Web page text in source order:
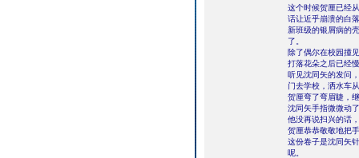
这个时候贺厘已经
话让近乎崩溃的白
新班级的银屑病的
了。
除了偶尔在校园撞
打落花朵之后已经
听见沈同矢的发问
门去学校，洒水车
贺厘弯了弯眉睫，
沈同矢手指微微动
他没再说扫兴的话
贺厘恭恭敬敬地把
这份卷子是沈同矢
呢。